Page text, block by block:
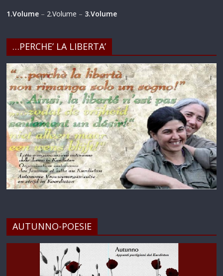
1.Volume – 2.Volume – 3.Volume
…PERCHE’ LA LIBERTA’
AUTUNNO-POESIE